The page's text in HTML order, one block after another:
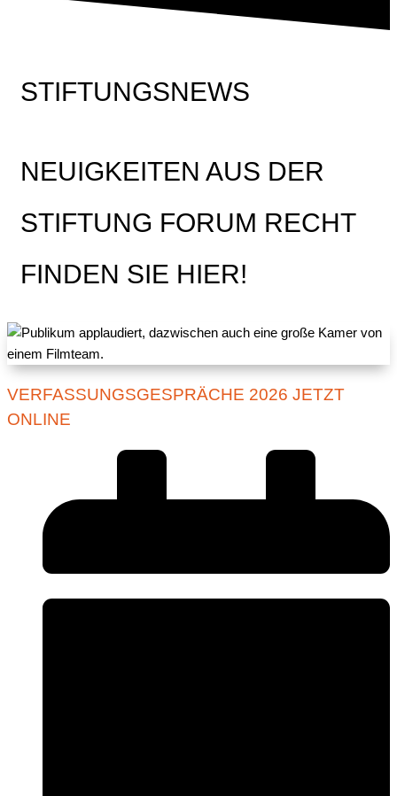
STIFTUNGSNEWS
NEUIGKEITEN AUS DER
STIFTUNG FORUM RECHT
FINDEN SIE HIER!
VERFASSUNGSGESPRÄCHE 2026 JETZT
ONLINE